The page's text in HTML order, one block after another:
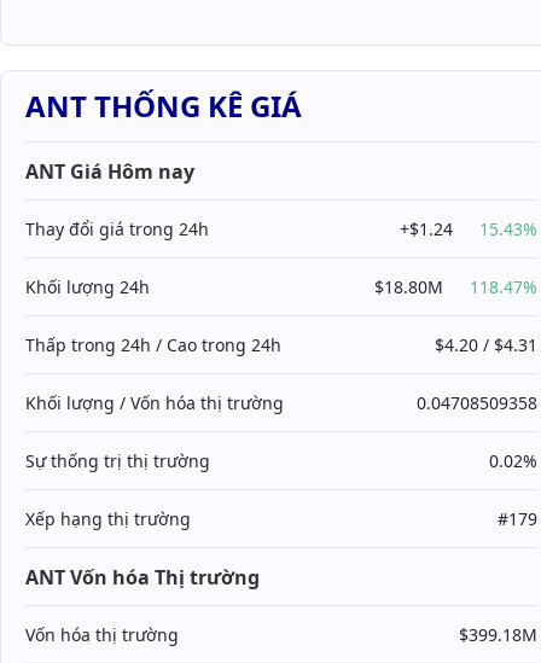
ANT THỐNG KÊ GIÁ
ANT Giá Hôm nay
Thay đổi giá trong 24h +$1.24 15.43%
Khối lượng 24h $18.80M 118.47%
Thấp trong 24h / Cao trong 24h $4.20 / $4.31
Khối lượng / Vốn hóa thị trường 0.04708509358
Sự thống trị thị trường 0.02%
Xếp hạng thị trường #179
ANT Vốn hóa Thị trường
Vốn hóa thị trường $399.18M